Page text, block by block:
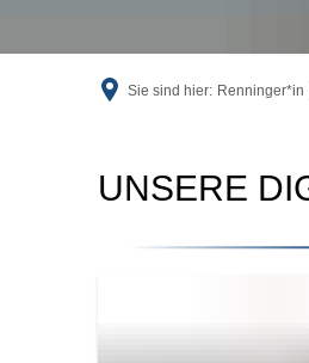
Sie sind hier: Renninger*in
Medienkatalog
UNSERE